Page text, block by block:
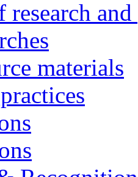
research
materials